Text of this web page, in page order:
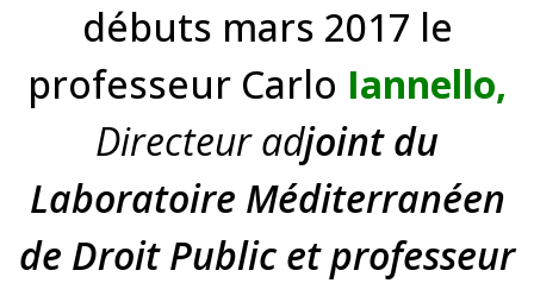
débuts mars 2017 le
professeur Carlo Iannello,
Directeur adjoint du
Laboratoire Méditerranéen
de Droit Public et professeur